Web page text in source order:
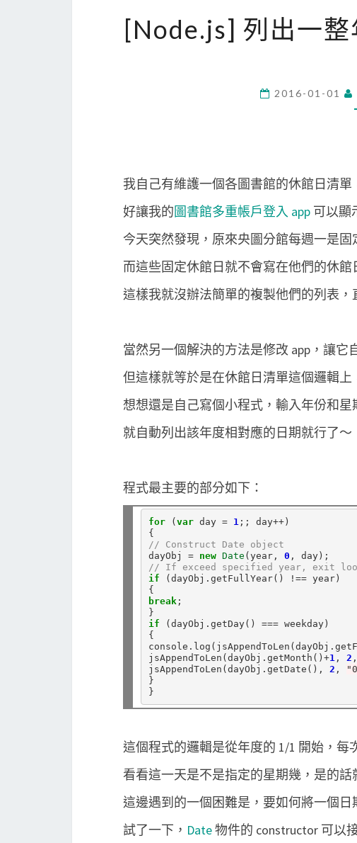
[Node.js] 列出一整
2016-01-01
我自己有維護一個各圖書館的休館日清單
好讓我的圖書館多重帳戶登入 app 可以顯
今天突然發現，原來央圖分館每週一是固
而這些固定休館日就不會寫在他們的休館
這樣我就沒辦法簡單的複製他們的列表
當然另一個解決的方法是修改 app，讓它
但這樣就等於是在休館日清單這個邏輯上
想想還是自己寫個小程式，輸入年份和星
就自動列出該年度相對應的日期就行了～
程式最主要的部分如下：
for ( var day = 1 ;; day++)
// Construct Date object
dayObj = new Date (year, 0
// If exceed specified year, exit
if (dayObj.getFullYear() !== year)
break;
if (dayObj.getDay() === weekday)
{
jsAppendToLen(dayObj.getMonth() +1 , 2
jsAppendToLen(dayObj.getDate(), 2 ,
}
這個程式的邏輯是從年度的 1/1 開始，每
看看這一天是不是指定的星期幾，是的話
這邊遇到的一個困難是，要如何將一個日
試了一下， Date物件的 constructor 可以